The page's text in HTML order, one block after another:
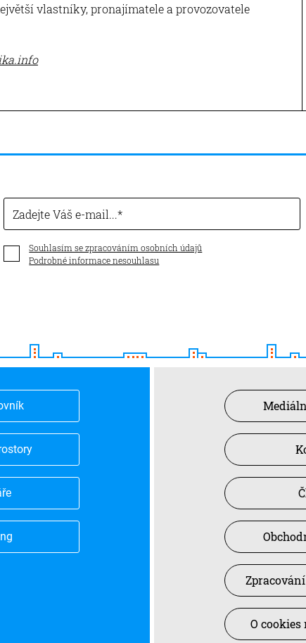
vlastníky, pronajímatele a provozovatele
Zadejte Váš e-mail...
Souhlasím se zpracováním osobních údajů
Podrobné informace nesouhlasu
O